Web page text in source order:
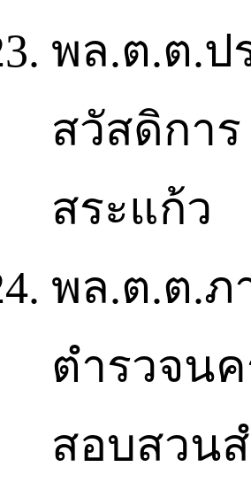
พล.ต.ต.ป
สวัสดิกา
สระแก้ว
พล.ต.ต.ภ
ตำรวจน
สอบสวน